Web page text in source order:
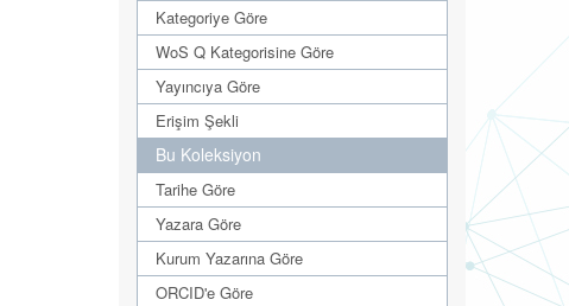
Kategoriye Göre
WoS Q Kategorisine Göre
Yayıncıya Göre
Erişim Şekli
Bu Koleksiyon
Tarihe Göre
Yazara Göre
Kurum Yazarına Göre
ORCID'e Göre